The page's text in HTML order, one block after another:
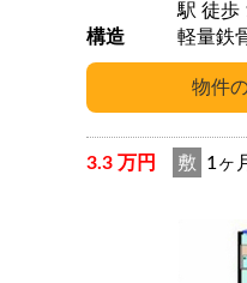
構造
軽量鉄
3.3 万円 敷 1ヶ